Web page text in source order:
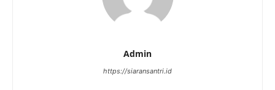
Admin
https://siaransantri.id